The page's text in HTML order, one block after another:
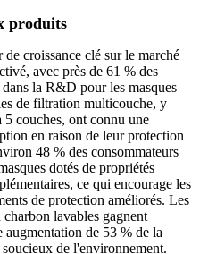
produits
croissance clé sur le marché
avec près de 61 % des
la R&D pour les masques
de filtration multicouche, y
couches, ont connu une
en raison de leur protection
48 % des consommateurs
dotés de propriétés
ce qui encourage les
de protection améliorés. Les
lavables gagnent
de 53 % de la
de l'environnement.